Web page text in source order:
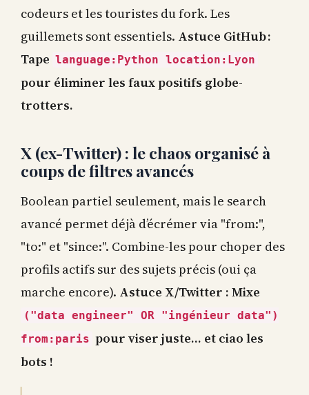
codeurs et les touristes du fork. Les
guillemets sont essentiels. Astuce GitHub :
Tape language:Python location:Lyon
pour éliminer les faux positifs globe-
trotters.
X (ex-Twitter) : le chaos organisé à
coups de filtres avancés
Boolean partiel seulement, mais le search
avancé permet déjà d’écrémer via "from:",
"to:" et "since:". Combine-les pour choper des
profils actifs sur des sujets précis (oui ça
marche encore). Astuce X/Twitter : Mixe
("data engineer" OR "ingénieur data")
from:paris pour viser juste… et ciao les
bots !